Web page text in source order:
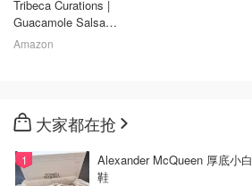
Tribeca Curations |
Guacamole Salsa
Value Pack | 15.7
Amazon
大家都在抢
Alexander McQueen 厚底小白
鞋